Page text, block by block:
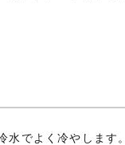
でよく冷やします。